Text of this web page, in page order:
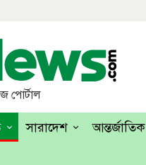
পোর্টাল
সারাদেশ আন্তর্জাতিক